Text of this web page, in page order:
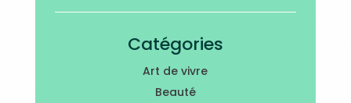
Catégories
Art de vivre
Beauté